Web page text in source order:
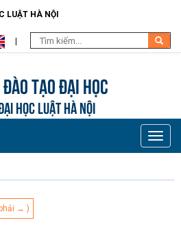
LUẬT HÀ NỘI
Tạo đại học
HỌC LUẬT HÀ NỘI
Toggle
→ )